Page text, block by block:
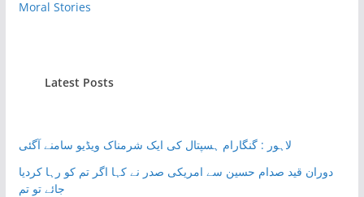
Moral Stories
Latest Posts
لاہور : گنگارام ہسپتال کی ایک شرمناک ویڈیو سامنے آگئی
دوران قید صدام حسین سے امریکی صدر نے کہا اگر تم کو رہا کردیا
جائے تو تم